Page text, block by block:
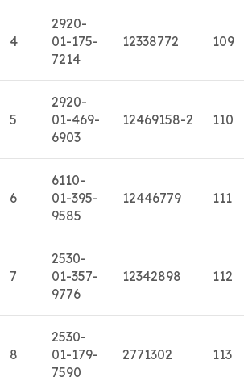
4
2920-
01-175-
7214
12338772 109
5
2920-
01-469-
6903
12469158-2 110
6
6110-
01-395-
9585
12446779 111
7
2530-
01-357-
9776
12342898 112
8
2530-
01-179-
7590
2771302 113